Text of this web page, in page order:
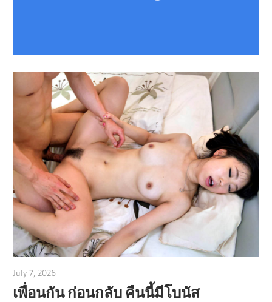
July 7, 2026
เพื่อนกัน ก่อนกลับ คืนนี้มีโบนัส